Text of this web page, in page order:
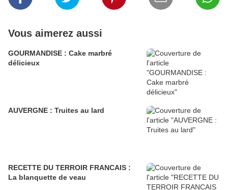
Vous aimerez aussi
GOURMANDISE : Cake marbré
délicieux
AUVERGNE : Truites au lard
RECETTE DU TERROIR FRANCAIS :
La blanquette de veau